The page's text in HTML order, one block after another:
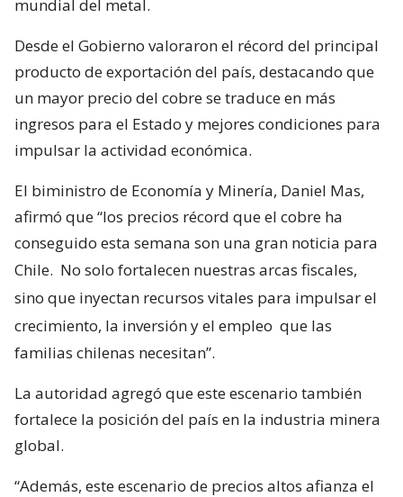
mundial del metal.
Desde el Gobierno valoraron el récord del principal
producto de exportación del país, destacando que
un mayor precio del cobre se traduce en más
ingresos para el Estado y mejores condiciones para
impulsar la actividad económica.
El biministro de Economía y Minería, Daniel Mas,
afirmó que “los precios récord que el cobre ha
conseguido esta semana son una gran noticia para
Chile. No solo fortalecen nuestras arcas fiscales,
sino que inyectan recursos vitales para impulsar el
crecimiento, la inversión y el empleo que las
familias chilenas necesitan”.
La autoridad agregó que este escenario también
fortalece la posición del país en la industria minera
global.
“Además, este escenario de precios altos afianza el